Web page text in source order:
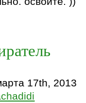
17th, 2013